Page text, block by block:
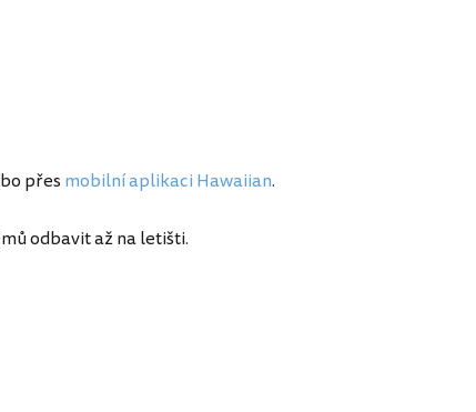
přes mobilní aplikaci Hawaiian.
odbavit až na letišti.